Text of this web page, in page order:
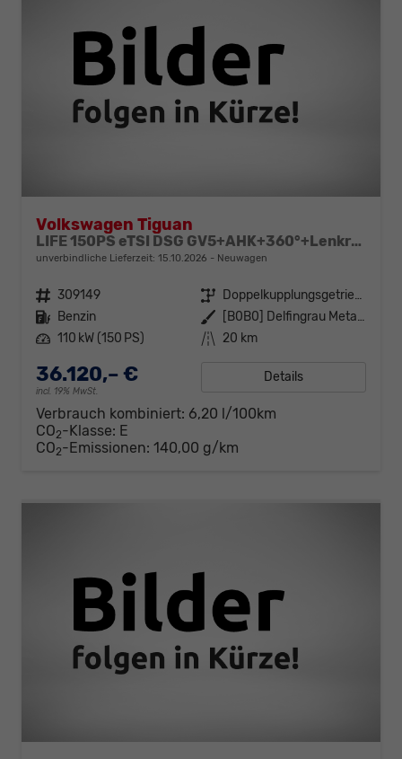
Volkswagen Tiguan
LIFE 150PS eTSI DSG GV5+AHK+360°+Lenkradheiz+IQ.Drive+ACC+App+eHeck+LED
unverbindliche Lieferzeit: 15.10.2026 Neuwagen
Fahrzeugnr. 309149 Getriebe
Doppelkupplungsgetriebe (DSG)
Kraftstoff Benzin Außenfarbe
[B0B0] Delfingrau Metallic
Leistung 110 kW (150 PS) Kilometerstand 20 km
36.120,– €
incl. 19% MwSt.
Details
Verbrauch kombiniert: 6,20 l/100km
CO2-Klasse: E
CO2-Emissionen: 140,00 g/km